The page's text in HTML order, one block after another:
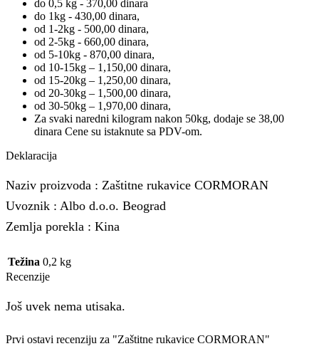
do 0,5 kg - 370,00 dinara
do 1kg - 430,00 dinara,
od 1-2kg - 500,00 dinara,
od 2-5kg - 660,00 dinara,
od 5-10kg - 870,00 dinara,
od 10-15kg – 1,150,00 dinara,
od 15-20kg – 1,250,00 dinara,
od 20-30kg – 1,500,00 dinara,
od 30-50kg – 1,970,00 dinara,
Za svaki naredni kilogram nakon 50kg, dodaje se 38,00
dinara Cene su istaknute sa PDV-om.
Deklaracija
Naziv proizvoda : Zaštitne rukavice CORMORAN
Uvoznik : Albo d.o.o. Beograd
Zemlja porekla : Kina
Težina 0,2 kg
Recenzije
Još uvek nema utisaka.
Prvi ostavi recenziju za "Zaštitne rukavice CORMORAN"